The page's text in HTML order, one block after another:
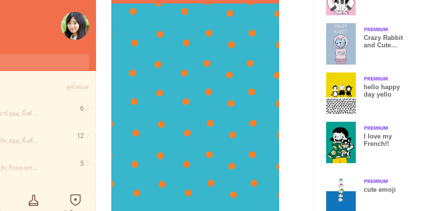
Crazy Rabbit
and Cute
hello happy
day yello
I love my
French!!
cute emoji